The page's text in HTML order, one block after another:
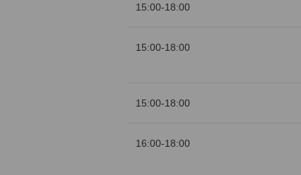
15:00-18:00
15:00-18:00
15:00-18:00
16:00-18:00